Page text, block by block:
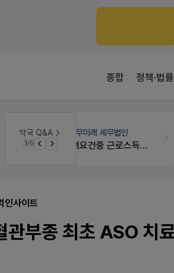
종합 정책·법률
약국 Q&A
3/6
경단녀요건중 근로스득원천징수액
개국·경영
Pm2000쓰는데..
인사이트
관부종 최초 ASO 치